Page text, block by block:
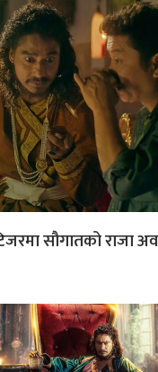
सौगातको राजा